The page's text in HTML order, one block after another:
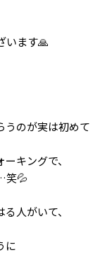
います🙏
うのが実は初めて
キングで、
笑💦
人がいて、
に